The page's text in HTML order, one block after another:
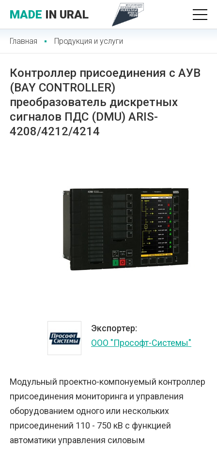
MADE IN URAL
Главная Продукция и услуги
Контроллер присоединения с АУВ
(BAY CONTROLLER)
преобразователь дискретных
сигналов ПДС (DMU) ARIS-
4208/4212/4214
Экспортер:
ООО "Прософт-Системы"
Модульный проектно-компонуемый контроллер
присоединения мониторинга и управления
оборудованием одного или нескольких
присоединений 110 - 750 кВ с функцией
автоматики управления силовым